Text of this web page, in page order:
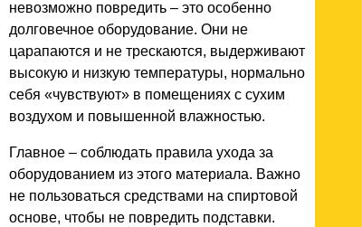
невозможно повредить – это особенно
долговечное оборудование. Они не
царапаются и не трескаются, выдерживают
высокую и низкую температуры, нормально
себя «чувствуют» в помещениях с сухим
воздухом и повышенной влажностью.
Главное – соблюдать правила ухода за
оборудованием из этого материала. Важно
не пользоваться средствами на спиртовой
основе, чтобы не повредить подставки.